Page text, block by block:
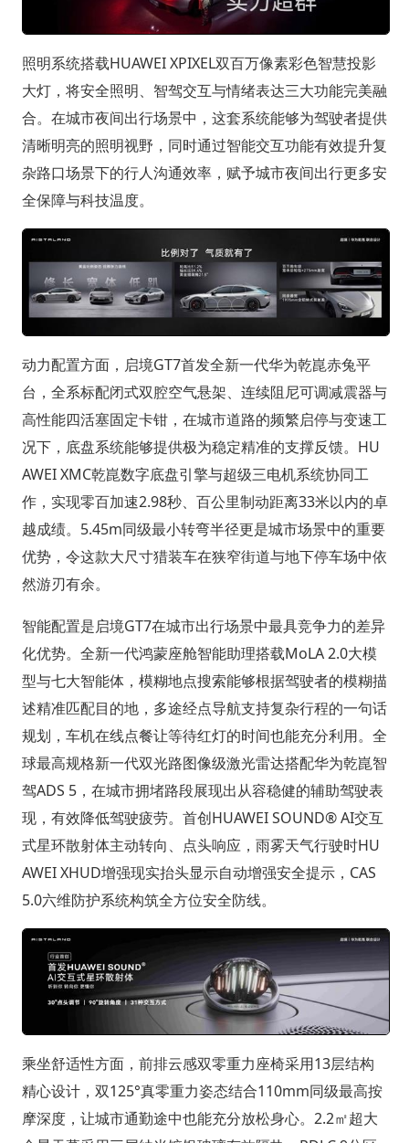
照明系统搭载HUAWEI XPIXEL双百万像素彩色智慧投影
大灯，将安全照明、智驾交互与情绪表达三大功能完美融
合。在城市夜间出行场景中，这套系统能够为驾驶者提供
清晰明亮的照明视野，同时通过智能交互功能有效提升复
杂路口场景下的行人沟通效率，赋予城市夜间出行更多安
全保障与科技温度。
动力配置方面，启境GT7首发全新一代华为乾崑赤兔平
台，全系标配闭式双腔空气悬架、连续阻尼可调减震器与
高性能四活塞固定卡钳，在城市道路的频繁启停与变速工
况下，底盘系统能够提供极为稳定精准的支撑反馈。HU
AWEI XMC乾崑数字底盘引擎与超级三电机系统协同工
作，实现零百加速2.98秒、百公里制动距离33米以内的卓
越成绩。5.45m同级最小转弯半径更是城市场景中的重要
优势，令这款大尺寸猎装车在狭窄街道与地下停车场中依
然游刃有余。
智能配置是启境GT7在城市出行场景中最具竞争力的差异
化优势。全新一代鸿蒙座舱智能助理搭载MoLA 2.0大模
型与七大智能体，模糊地点搜索能够根据驾驶者的模糊描
述精准匹配目的地，多途经点导航支持复杂行程的一句话
规划，车机在线点餐让等待红灯的时间也能充分利用。全
球最高规格新一代双光路图像级激光雷达搭配华为乾崑智
驾ADS 5，在城市拥堵路段展现出从容稳健的辅助驾驶表
现，有效降低驾驶疲劳。首创HUAWEI SOUND® AI交互
式星环散射体主动转向、点头响应，雨雾天气行驶时HU
AWEI XHUD增强现实抬头显示自动增强安全提示，CAS
5.0六维防护系统构筑全方位安全防线。
乘坐舒适性方面，前排云感双零重力座椅采用13层结构
精心设计，双125°真零重力姿态结合110mm同级最高按
摩深度，让城市通勤途中也能充分放松身心。2.2㎡超大